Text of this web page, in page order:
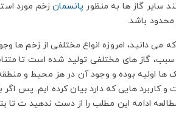
سایر گاز ها به منظور پانسمانزخم مورد
باشد.
می دانید، امروزه انواع مختلفی از زخم ها
گاز های مختلفی تولید شده است تا
ها اولیه بوده و وجود آن در هز محیط و
کاربرد هایی که دارد بیان کرده ایم. پس
ادامه این مطلب را از دست ندهید ت تا